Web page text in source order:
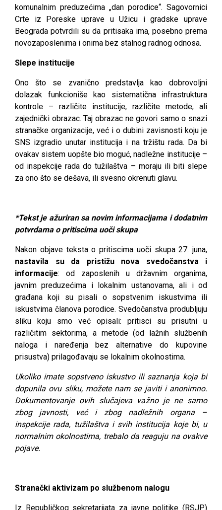
komunalnim preduzećima „dan porodice“. Sagovornici
Crte iz Poreske uprave u Užicu igradske uprave
Beograda potvrdili su da pritisaka ima, posebno prema
novozaposlenima i onima bez stalnog radnog odnosa.
Slepe institucije
Ono što se zvanično predstavlja kao dobrovoljni
dolazak funkcioniše kao sistematična infrastruktura
kontrole – različite institucije, različite metode, ali
zajednički obrazac. Taj obrazac ne govori samo o snazi
stranačke organizacije, već i o dubini zavisnosti koju je
SNS izgradio unutar institucija i na tržištu rada. Da bi
ovakav sistem uopšte bio moguć, nadležne institucije –
od inspekcije rada do tužilaštva – moraju ili biti slepe
za ono što se dešava, ili svesno okrenuti glavu.
*Tekst je ažuriran sa novim informacijama i dodatnim
potvrdama o pritiscima uoči skupa
Nakon objave teksta o pritiscima uoči skupa 27. juna,
nastavila su da pristižu nova svedočanstva i
informacije: od zaposlenih u državnim organima,
javnim preduzećima i lokalnim ustanovama, ali i od
građana koji su pisali o sopstvenim iskustvima ili
iskustvima članova porodice. Svedočanstva produbljuju
sliku koju smo već opisali: pritisci su prisutni u
različitim sektorima, a metode (od lažnih službenih
naloga i naređenja bez alternative do kupovine
prisustva) prilagođavaju se lokalnim okolnostima.
Ukoliko imate sopstveno iskustvo ili saznanja koja bi
dopunila ovu sliku, možete nam se javiti i anonimno.
Dokumentovanje ovih slučajeva važno je ne samo
zbog javnosti, već i zbog nadležnih organa –
inspekcije rada, tužilaštva i svih institucija koje bi, u
normalnim okolnostima, trebalo da reaguju na ovakve
pojave.
Stranački aktivizam po službenom nalogu
Iz Republičkog sekretarijata za javne politike (RSJP)